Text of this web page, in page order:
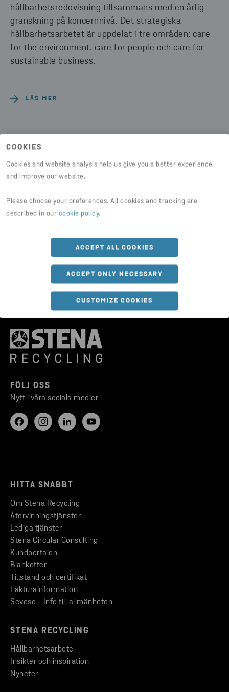
COOKIES
Cookies and website analysis help us give you a better experience
and improve our website.
Please choose your preferences. All cookies and tracking are
described in our cookie policy.
ACCEPT ALL COOKIES
ACCEPT ONLY NECESSARY
CUSTOMIZE COOKIES
hållbarhetsredovisning tillsammans med en årlig
granskning på koncernnivå. Det strategiska
hållbarhetsarbetet är uppdelat i tre områden: care
for the environment, care for people och care for
sustainable business.
LÄS MER
Dela artikel
HTTPS://WWW.STENARECYCLING.COM/SV/OM-
FÖLJ OSS
Nytt i våra sociala medier
HITTA SNABBT
Om Stena Recycling
Återvinningstjänster
Lediga tjänster
Stena Circular Consulting
Kundportalen
Blanketter
Tillstånd och certifikat
Fakturainformation
Seveso - Info till allmänheten
STENA RECYCLING
Hållbarhetsarbete
Insikter och inspiration
Nyheter